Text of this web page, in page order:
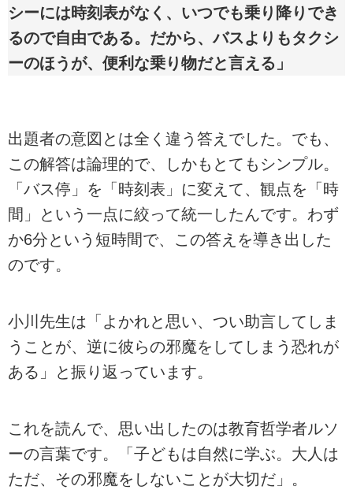
シーには時刻表がなく、いつでも乗り降りでき
るので自由である。だから、バスよりもタクシ
ーのほうが、便利な乗り物だと言える」
出題者の意図とは全く違う答えでした。でも、
この解答は論理的で、しかもとてもシンプル。
「バス停」を「時刻表」に変えて、観点を「時
間」という一点に絞って統一したんです。わず
か6分という短時間で、この答えを導き出した
のです。
小川先生は「よかれと思い、つい助言してしま
うことが、逆に彼らの邪魔をしてしまう恐れが
ある」と振り返っています。
これを読んで、思い出したのは教育哲学者ルソ
ーの言葉です。「子どもは自然に学ぶ。大人は
ただ、その邪魔をしないことが大切だ」。